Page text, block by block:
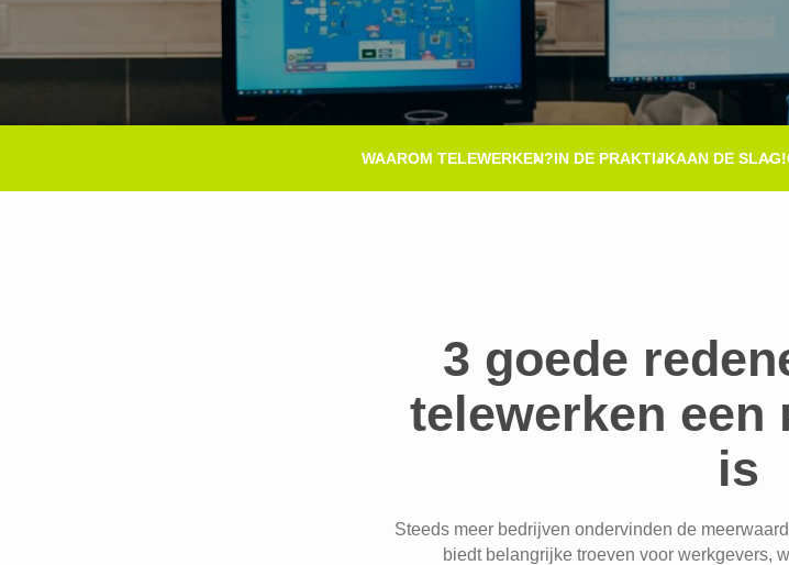
WAAROM TELEWERKEN?IN DE PRAKTIJKAAN DE SLAG!
3 goede
telewerken een
is
Steeds meer bedrijven ondervinden de
biedt belangrijke troeven voor werkgevers,